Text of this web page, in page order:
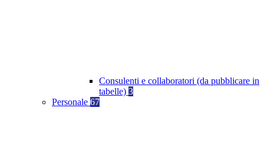
Consulenti e collaboratori (da pubblicare in
tabelle) 3
Personale 67